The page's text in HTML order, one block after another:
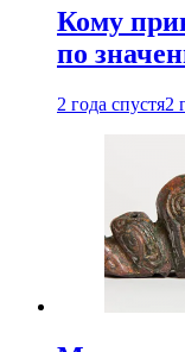
Кому
по
2 года спустя2